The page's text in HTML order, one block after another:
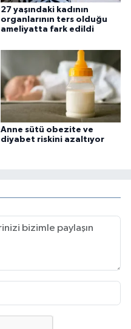
27 yaşındaki kadının
organlarının ters olduğu
ameliyatta fark edildi
Anne sütü obezite ve
diyabet riskini azaltıyor